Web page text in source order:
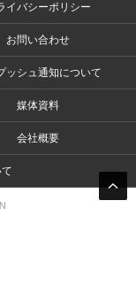
イバシーポリシー
お問い合わせ
ッシュ通知について
媒体資料
会社概要